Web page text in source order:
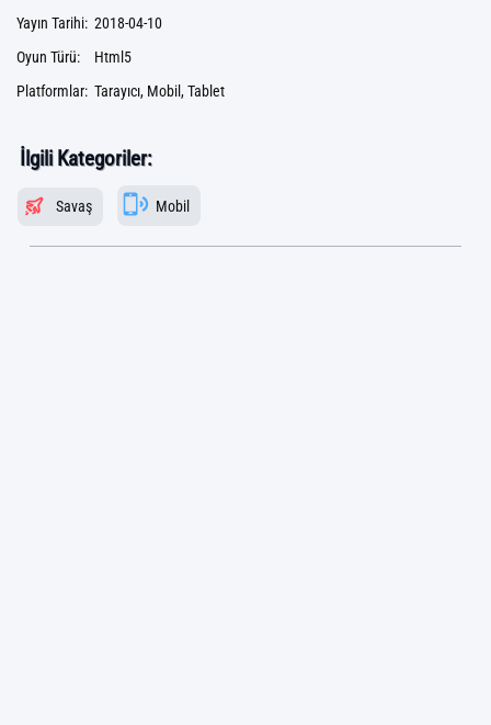
Yayın Tarihi: 2018-04-10
Oyun Türü:
Html5
Platformlar: Tarayıcı, Mobil, Tablet
İlgili Kategoriler:
Savaş Mobil